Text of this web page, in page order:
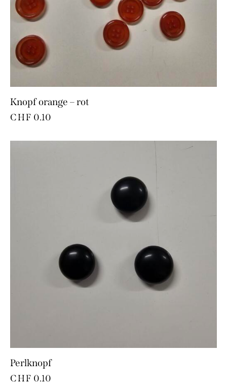
Knopf orange – rot
CHF 0.10
Perlknopf
CHF 0.10